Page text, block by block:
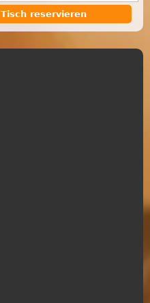
Tisch reservieren